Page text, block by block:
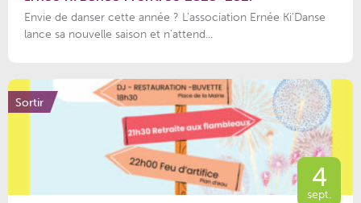
Envie de danser cette année ? L'association Ernée Ki'Danse
lance sa nouvelle saison et n'attend...
Sortir
4
sept.